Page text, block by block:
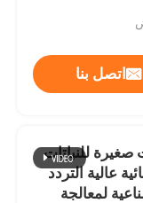
اتصل بنا
4 قنوات صغيرة للنباتات
عالية التردد
لمعالجة